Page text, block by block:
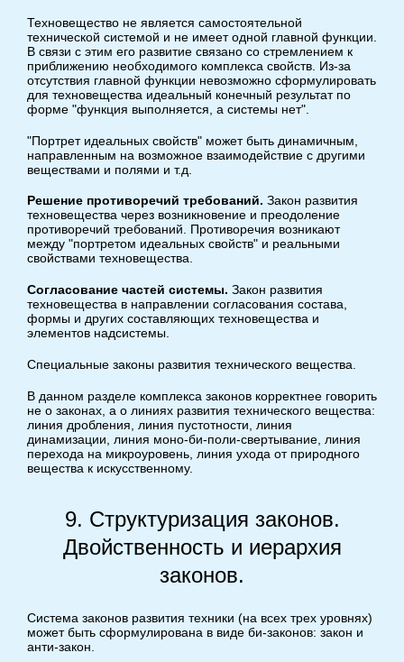
Техновещество не является самостоятельной
технической системой и не имеет одной главной функции.
В связи с этим его развитие связано со стремлением к
приближению необходимого комплекса свойств. Из-за
отсутствия главной функции невозможно сформулировать
для техновещества идеальный конечный результат по
форме "функция выполняется, а системы нет".
"Портрет идеальных свойств" может быть динамичным,
направленным на возможное взаимодействие с другими
веществами и полями и т.д.
Решение противоречий требований. Закон развития
техновещества через возникновение и преодоление
противоречий требований. Противоречия возникают
между "портретом идеальных свойств" и реальными
свойствами техновещества.
Согласование частей системы. Закон развития
техновещества в направлении согласования состава,
формы и других составляющих техновещества и
элементов надсистемы.
Специальные законы развития технического вещества.
В данном разделе комплекса законов корректнее говорить
не о законах, а о линиях развития технического вещества:
линия дробления, линия пустотности, линия
динамизации, линия моно-би-поли-свертывание, линия
перехода на микроуровень, линия ухода от природного
вещества к искусственному.
9. Структуризация законов.
Двойственность и иерархия
законов.
Система законов развития техники (на всех трех уровнях)
может быть сформулирована в виде би-законов: закон и
анти-закон.